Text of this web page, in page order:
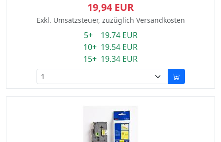
19,94 EUR
Exkl. Umsatzsteuer, zuzüglich Versandkosten
5+ 19.74 EUR
10+ 19.54 EUR
15+ 19.34 EUR